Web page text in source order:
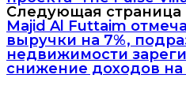
Следующая страница
Majid Al Futtaim
выручки на 7%,
недвижимости
снижение доходов на